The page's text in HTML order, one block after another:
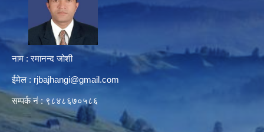
नाम : रमानन्द जोशी
ईमेल : rjbajhangi@gmail.com
सम्पर्क नं : ९८४८६७०५८६